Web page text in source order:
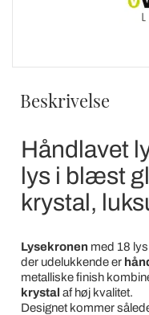
Beskrivelse
Håndlavet
lys i blæst
krystal,
Lysekronen med 18
der udelukkende er
metalliske finish
krystal af høj kvalitet.
Designet kommer